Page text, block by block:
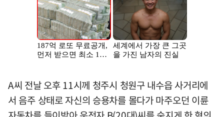
A씨 전날 오후 11시께 청주시 청원구 내수읍 사거리에
서 음주 상태로 자신의 승용차를 몰다가 마주오던 이륜